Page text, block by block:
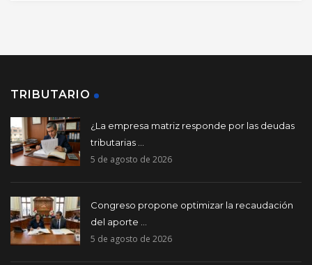
TRIBUTARIO
¿La empresa matriz responde por las deudas
tributarias ...
5 de agosto de 2026
Congreso propone optimizar la recaudación
del aporte ...
5 de agosto de 2026